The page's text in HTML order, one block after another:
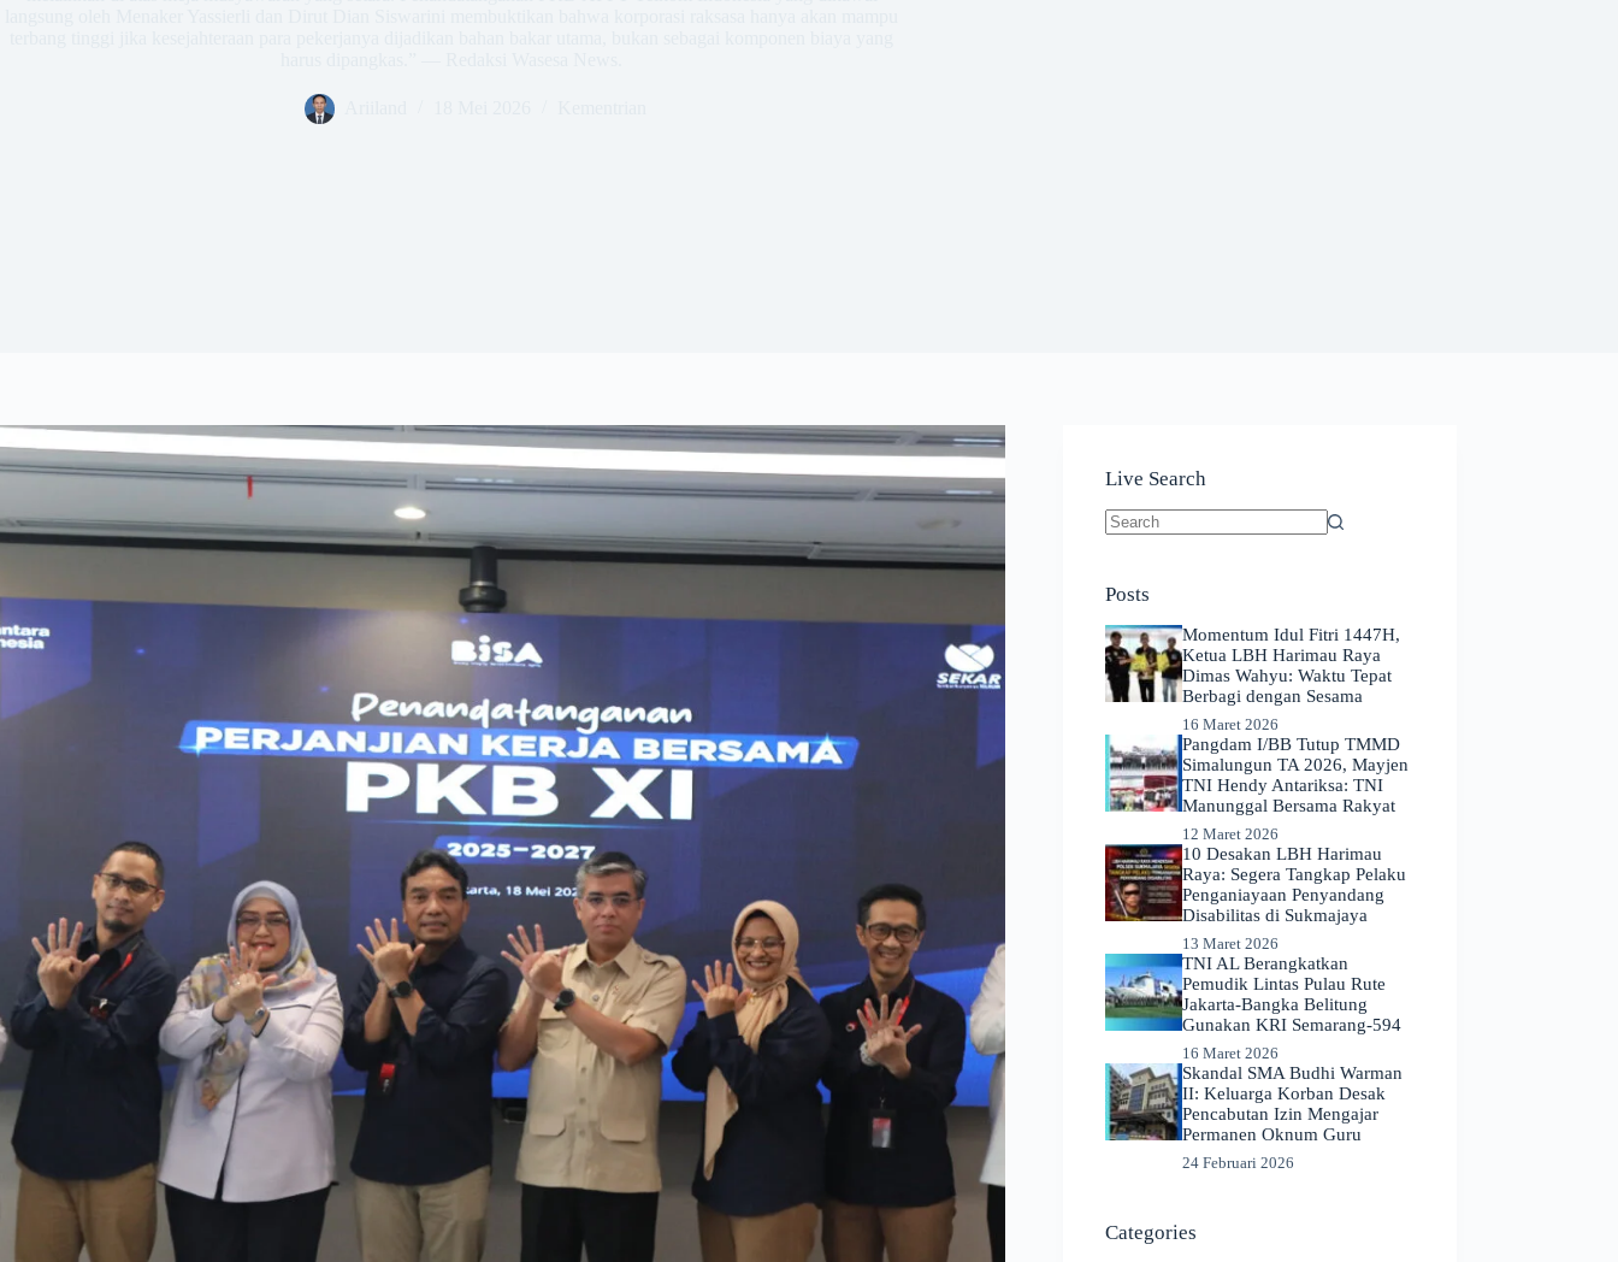
Live Search
Posts
Momentum Idul Fitri 1447H,
Ketua LBH Harimau Raya
Dimas Wahyu: Waktu Tepat
Berbagi dengan Sesama
16 Maret 2026
Pangdam I/BB Tutup TMMD
Simalungun TA 2026, Mayjen
TNI Hendy Antariksa: TNI
Manunggal Bersama Rakyat
12 Maret 2026
​10 Desakan LBH Harimau
Raya: Segera Tangkap Pelaku
Penganiayaan Penyandang
Disabilitas di Sukmajaya
13 Maret 2026
TNI AL Berangkatkan
Pemudik Lintas Pulau Rute
Jakarta-Bangka Belitung
Gunakan KRI Semarang-594
16 Maret 2026
Skandal SMA Budhi Warman
II: Keluarga Korban Desak
Pencabutan Izin Mengajar
Permanen Oknum Guru
24 Februari 2026
Categories